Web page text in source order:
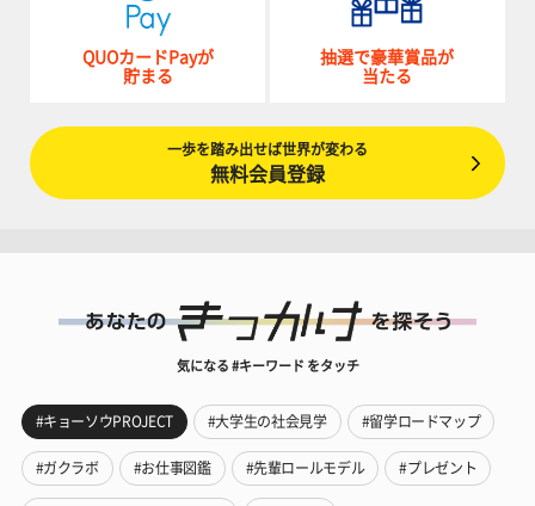
QUOカードPayが
貯まる
抽選で豪華賞品が
当たる
一歩を踏み出せば世界が変わる
無料会員登録
気になる #キーワード をタッチ
#キョーソウPROJECT #大学生の社会見学 #留学ロードマップ
#ガクラボ #お仕事図鑑 #先輩ロールモデル #プレゼント